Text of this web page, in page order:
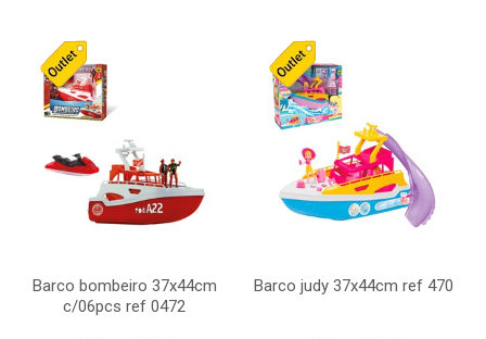
Barco bombeiro 37x44cm
c/06pcs ref 0472
Barco judy 37x44cm ref 470